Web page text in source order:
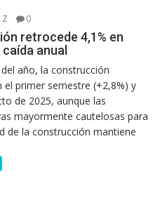
0
retrocede 4,1% en
anual
año, la construcción
primer semestre (+2,8%) y
de 2025, aunque las
mayormente cautelosas para
de la construcción mantiene